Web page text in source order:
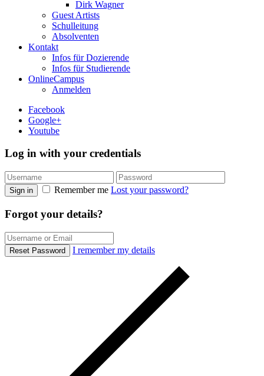
Dirk Wagner
Guest Artists
Schulleitung
Absolventen
Kontakt
Infos für Dozierende
Infos für Studierende
OnlineCampus
Anmelden
Facebook
Google+
Youtube
Log in with your credentials
Sign in Remember me Lost your password?
Forgot your details?
Reset Password I remember my details